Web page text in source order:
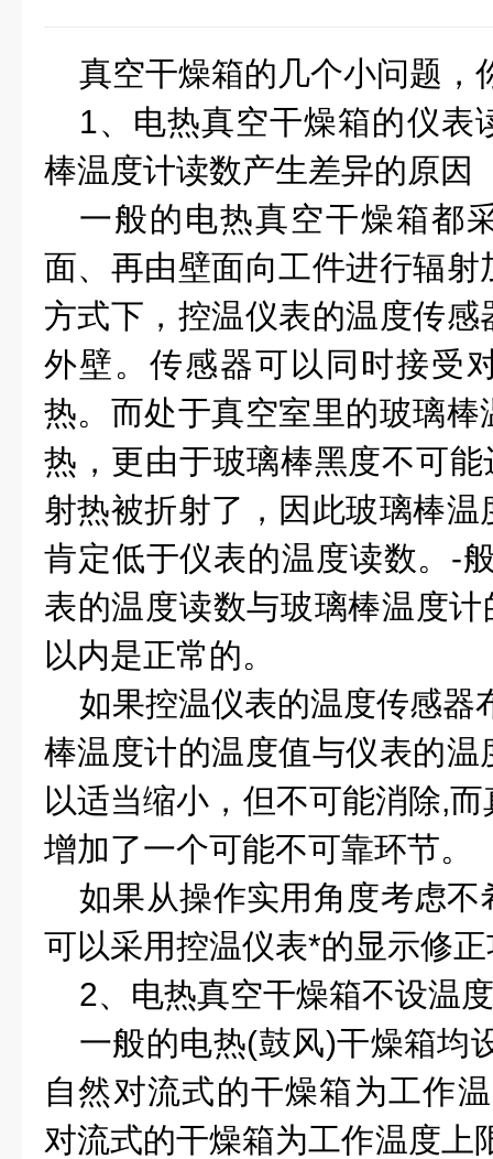
真空干燥箱的几个小问题，
1、电热真空干燥箱的仪表
棒温度计读数产生差异的原因
一般的电热真空干燥箱都
面、再由壁面向工件进行辐
方式下，控温仪表的温度传
外壁。传感器可以同时接受
热。而处于真空室里的玻璃
热，更由于玻璃棒黑度不可能
射热被折射了，因此玻璃棒
肯定低于仪表的温度读数。 -
表的温度读数与玻璃棒温度
以内是正常的。
如果控温仪表的温度传感器
棒温度计的温度值与仪表的
以适当缩小，但不可能消除,而
增加了一个可能不可靠环节。
如果从操作实用角度考虑
可以采用控温仪表*的显示修
2、电热真空干燥箱不设温
一般的电热(鼓风)干燥箱均
自然对流式的干燥箱为工作
对流式的干燥箱为工作温度上